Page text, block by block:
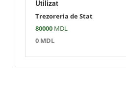
Utilizat
Trezoreria de Stat
80000 MDL
0 MDL